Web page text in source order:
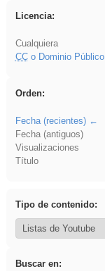
Licencia:
Cualquiera
CCo Dominio Público
Orden:
Fecha (recientes)
Fecha (antiguos)
Visualizaciones
Título
Tipo de contenido:
Buscar en: